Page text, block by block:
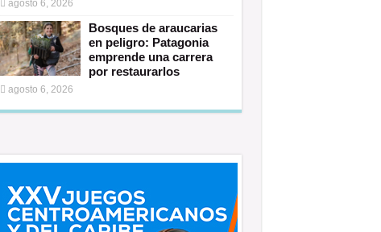
agosto 6, 2026
Bosques de araucarias
en peligro: Patagonia
emprende una carrera
por restaurarlos
agosto 6, 2026